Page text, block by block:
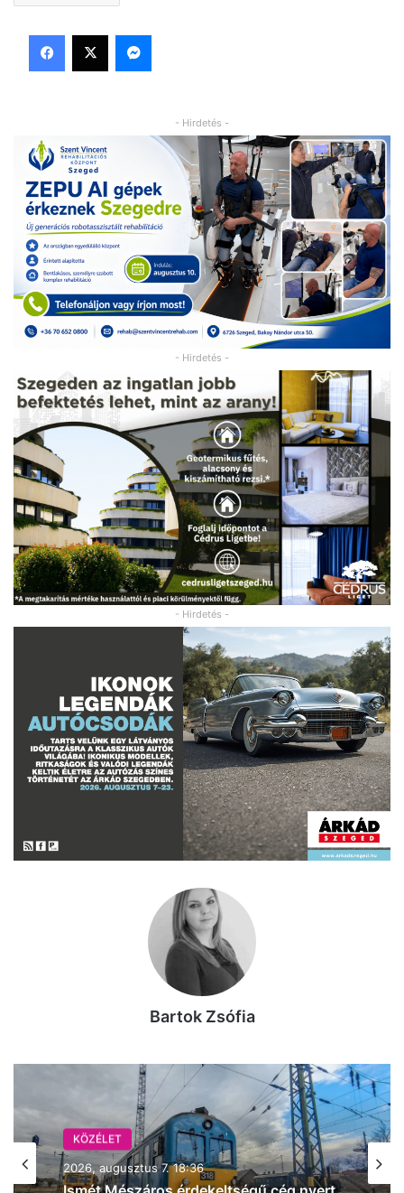
Facebook
X Messenger
- Hirdetés -
- Hirdetés -
- Hirdetés -
Bartok Zsófia
KÖZÉLET
KÖZÉLET
2026, augusztus 7. 17:04